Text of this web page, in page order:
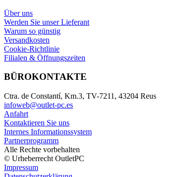
Über uns
Werden Sie unser Lieferant
Warum so günstig
Versandkosten
Cookie-Richtlinie
Filialen & Öffnungszeiten
BÜROKONTAKTE
Ctra. de Constantí, Km.3, TV-7211, 43204 Reus
infoweb@outlet-pc.es
Anfahrt
Kontaktieren Sie uns
Internes Informationssystem
Partnerprogramm
Alle Rechte vorbehalten
© Urheberrecht OutletPC
Impressum